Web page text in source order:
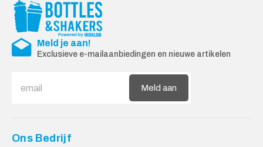
Meld je aan!
Exclusieve e-mailaanbiedingen en nieuwe artikelen
Meld aan
Ons Bedrijf